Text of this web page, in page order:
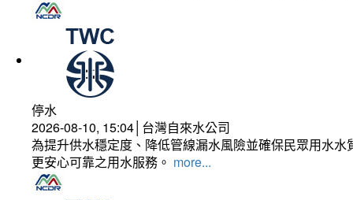
停水
2026-08-10, 15:04│台灣自來水公司
為提升供水穩定度、降低管線漏水風險並確保民眾用水
更安心可靠之用水服務。 more...